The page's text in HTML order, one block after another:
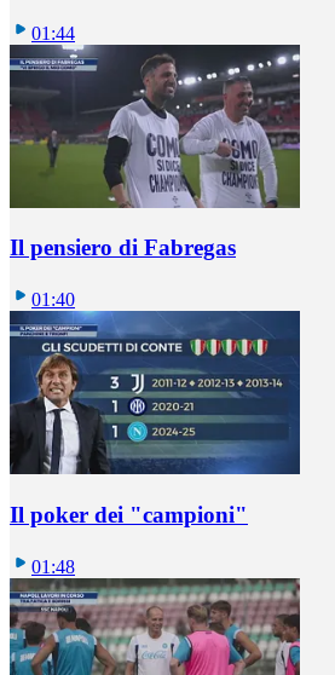
01:44
Il pensiero di Fabregas
01:40
Il poker dei "campioni"
01:48